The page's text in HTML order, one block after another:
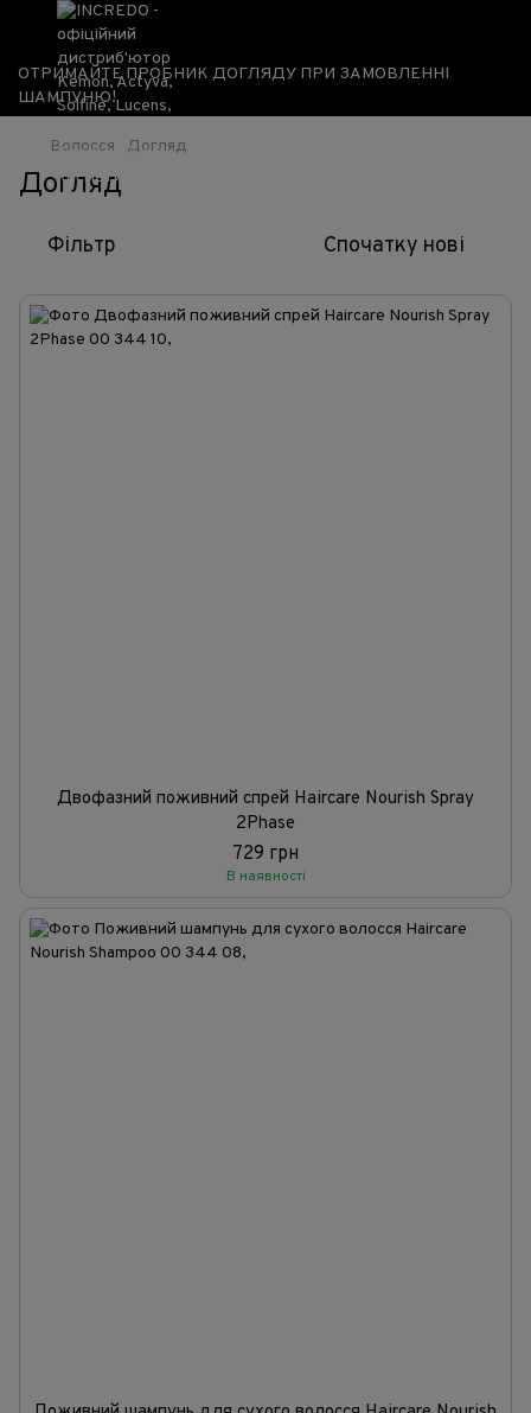
ОТРИМАЙТЕ ПРОБНИК ДОГЛЯДУ ПРИ ЗАМОВЛЕННІ
ШАМПУНЮ!
Волосся Догляд
Догляд
Фільтр Спочатку нові
Двофазний поживний спрей Haircare Nourish Spray
2Phase
729 грн
В наявності